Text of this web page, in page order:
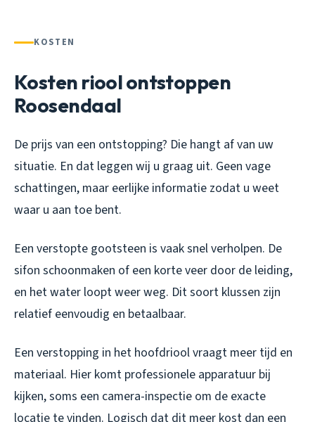
KOSTEN
Kosten riool ontstoppen
Roosendaal
De prijs van een ontstopping? Die hangt af van uw
situatie. En dat leggen wij u graag uit. Geen vage
schattingen, maar eerlijke informatie zodat u weet
waar u aan toe bent.
Een verstopte gootsteen is vaak snel verholpen. De
sifon schoonmaken of een korte veer door de leiding,
en het water loopt weer weg. Dit soort klussen zijn
relatief eenvoudig en betaalbaar.
Een verstopping in het hoofdriool vraagt meer tijd en
materiaal. Hier komt professionele apparatuur bij
kijken, soms een camera-inspectie om de exacte
locatie te vinden. Logisch dat dit meer kost dan een